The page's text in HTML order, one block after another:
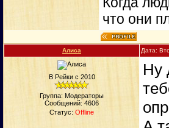
что они
Алиса Дата:
В Рейки с 2010
Группа: Модераторы
Сообщений: 4606
Статус: Offline
Ну